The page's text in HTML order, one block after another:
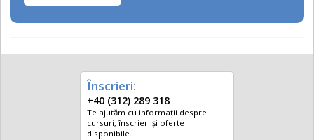
Înscrieri:
+40 (312) 289 318
Te ajutăm cu informații despre
cursuri, înscrieri și oferte
disponibile.